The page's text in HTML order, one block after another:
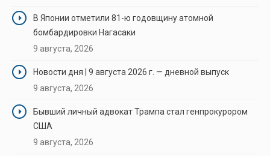
В Японии отметили 81-ю годовщину атомной
бомбардировки Нагасаки
9 августа, 2026
Новости дня | 9 августа 2026 г. — дневной выпуск
9 августа, 2026
Бывший личный адвокат Трампа стал генпрокурором
США
9 августа, 2026